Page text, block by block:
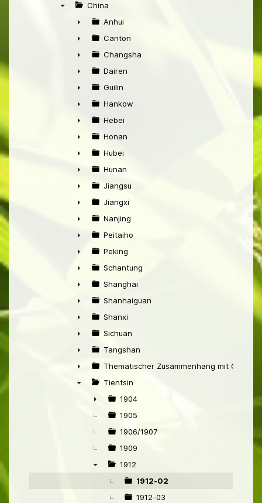
China
►
Anhui
►
Canton
►
Changsha
►
Dairen
►
Guilin
►
Hankow
►
Hebei
►
Honan
►
Hubei
►
Hunan
►
Jiangsu
►
Jiangxi
►
Nanjing
►
Peitaiho
►
Peking
►
Schantung
►
Shanghai
►
Shanhaiguan
►
Shanxi
►
Sichuan
►
Tangshan
►
Thematischer Zusammenhang mit China
Tientsin
►
1904
1905
1906/1907
1909
1912
1912-02
1912-03